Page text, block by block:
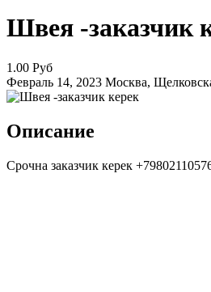
Швея -заказчик
1.00 Руб
Февраль 14, 2023 Москва,
Описание
Срочна заказчик керек